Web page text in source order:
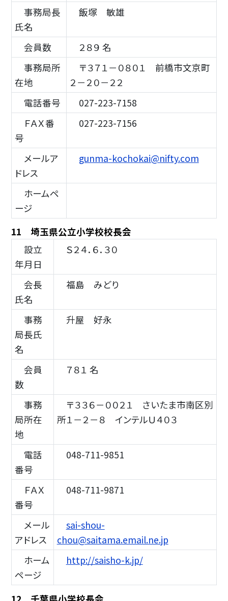
事務局長
氏名
飯塚 敏雄
会員数
２８９ 名
事務局所
在地
〒３７１－０８０１ 前橋市文京町
２－２０－２２
電話番号
027-223-7158
ＦＡＸ番
号
027-223-7156
メールア
ドレス
gunma-kochokai@nifty.com
ホームペ
ージ
11 埼玉県公立小学校校長会
設立
年月日
Ｓ２４．６．３０
会長
氏名
福島 みどり
事務
局長氏
名
升屋 好永
会員
数
７８１ 名
事務
局所在
地
〒３３６－００２１ さいたま市南区別
所１－２－８ インテルＵ４０３
電話
番号
048-711-9851
ＦＡＸ
番号
048-711-9871
メール
アドレス
sai-shou-
chou@saitama.email.ne.jp
ホーム
ページ
http://saisho-k.jp/